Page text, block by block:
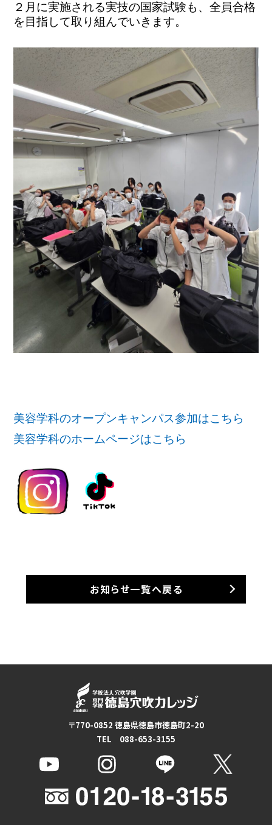
２月に実施される実技の国家試験も、全員合格
を目指して取り組んでいきます。
美容学科のオープンキャンパス参加はこちら
美容学科のホームページはこちら
お知らせ一覧へ戻る
〒770-0852 徳島県徳島市徳島町2-20
TEL 088-653-3155